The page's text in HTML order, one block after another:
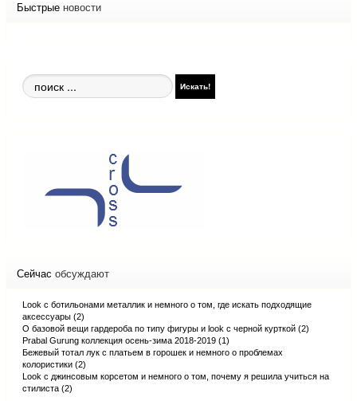
Быстрые новости
Поиск
по
Искать!
Сейчас обсуждают
Look с ботильонами металлик и немного о том, где искать подходящие
аксессуары (2)
О базовой вещи гардероба по типу фигуры и look с черной курткой (2)
Prabal Gurung коллекция осень-зима 2018-2019 (1)
Бежевый тотал лук с платьем в горошек и немного о проблемах
колористики (2)
Look с джинсовым корсетом и немного о том, почему я решила учиться на
стилиста (2)